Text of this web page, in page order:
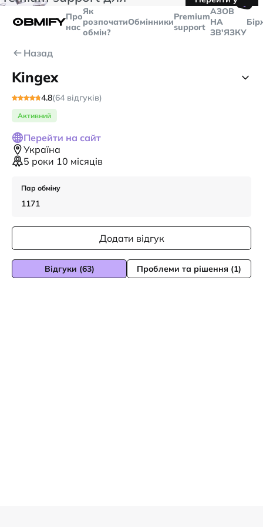
більше
Telegram
Про
нас
Як
розпочати
обмін?
ОбмінникиPremium
support
🤙
AЗОВ
НА
ЗВ'ЯЗКУ
Назад
Kingex
4.8(64 відгуків)
Активний
Перейти на сайт
Україна
5 роки 10 місяців
Пар обміну
1171
Додати відгук
Відгуки (63) Проблеми та рішення (1)